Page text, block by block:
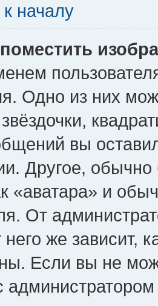
началу
Одно из них
вы
Другое,
«аватара» и
От
него же зависит,
Если вы не